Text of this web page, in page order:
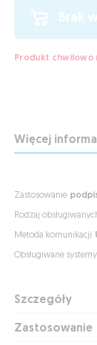
Produkt chwilowo
Brak
Więcej
Szczegóły
Zastosowanie